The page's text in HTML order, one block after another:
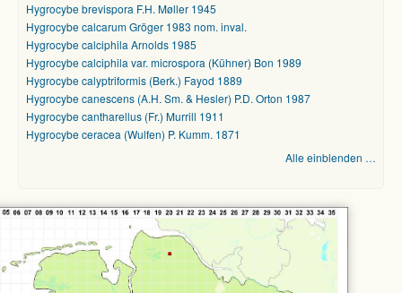
Hygrocybe brevispora F.H. Møller 1945
Hygrocybe calcarum Gröger 1983 nom. inval.
Hygrocybe calciphila Arnolds 1985
Hygrocybe calciphila var. microspora (Kühner) Bon 1989
Hygrocybe calyptriformis (Berk.) Fayod 1889
Hygrocybe canescens (A.H. Sm. & Hesler) P.D. Orton 1987
Hygrocybe cantharellus (Fr.) Murrill 1911
Hygrocybe ceracea (Wulfen) P. Kumm. 1871
Alle einblenden …